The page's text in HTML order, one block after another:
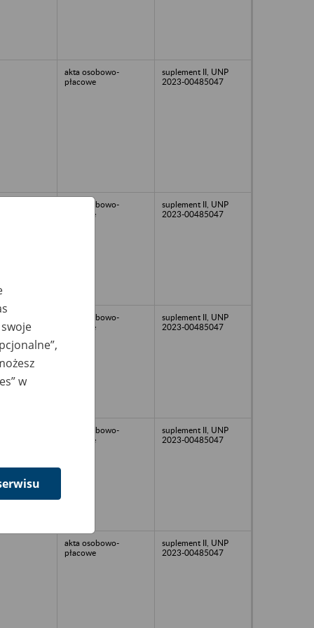
akta osobowo-
płacowe
suplement II, UNP
2023-00485047
akta osobowo-
płacowe
suplement II, UNP
2023-00485047
akta osobowo-
płacowe
suplement II, UNP
2023-00485047
akta osobowo-
płacowe
suplement II, UNP
2023-00485047
akta osobowo-
płacowe
suplement II, UNP
2023-00485047
w